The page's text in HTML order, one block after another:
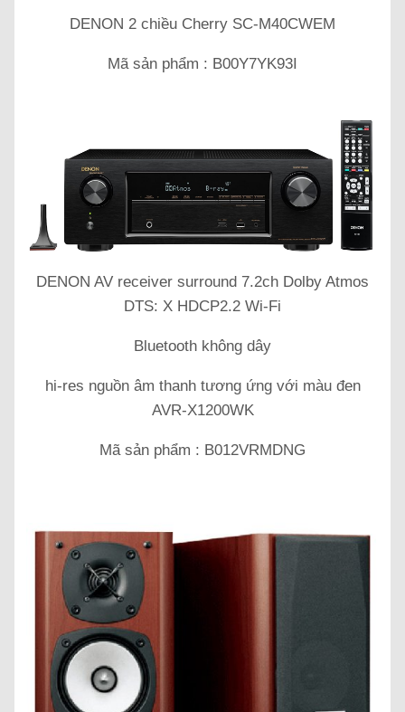
DENON 2 chiều Cherry SC-M40CWEM
Mã sản phẩm : B00Y7YK93I
DENON AV receiver surround 7.2ch Dolby Atmos
DTS: X HDCP2.2 Wi-Fi
Bluetooth không dây
hi-res nguồn âm thanh tương ứng với màu đen
AVR-X1200WK
Mã sản phẩm : B012VRMDNG